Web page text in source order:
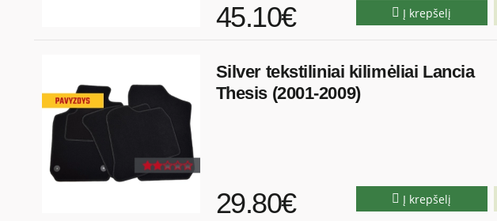
45.10€ Į krepšelį
Silver tekstiliniai kilimėliai Lancia
Thesis (2001-2009)
29.80€ Į krepšelį